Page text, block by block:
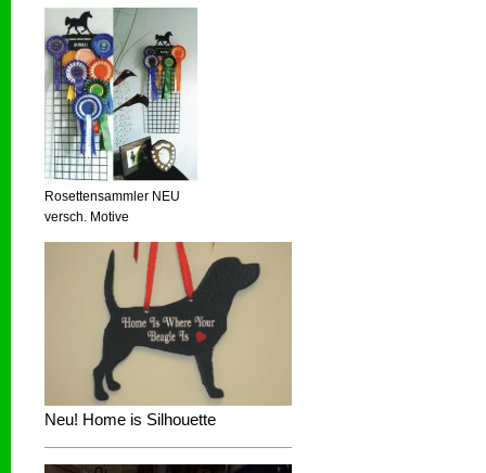
Rosettensammler NEU
versch. Motive
Neu! Home is Silhouette